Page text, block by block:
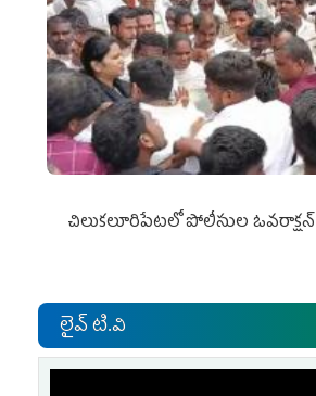
చిలుక‌లూరిపేట‌లో పోలీసుల ఓవ‌రాక్ష‌న్‌
లైవ్ టి.వి